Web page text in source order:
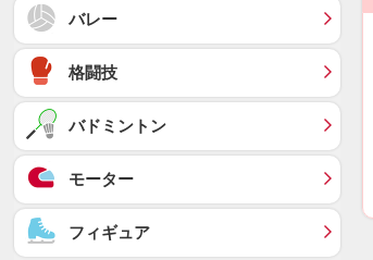
バレー
格闘技
バドミントン
モーター
フィギュア